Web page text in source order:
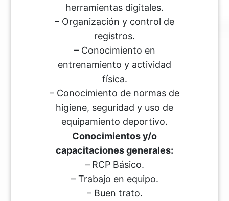
herramientas digitales.
– Organización y control de
registros.
– Conocimiento en
entrenamiento y actividad
física.
– Conocimiento de normas de
higiene, seguridad y uso de
equipamiento deportivo.
Conocimientos y/o
capacitaciones generales:
– RCP Básico.
– Trabajo en equipo.
– Buen trato.